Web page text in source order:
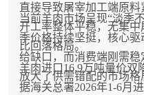
直接导致屠宰加工端原
开工率整体平稳，无集
比回落格局。
当前羊肉市场呈现“淡季
季价格持续坚挺，核心
给缺口，而消费端刚需
放大了供需错配的市场格
羊肉进口16.9万吨量价双
据海关总署2026年1-6月